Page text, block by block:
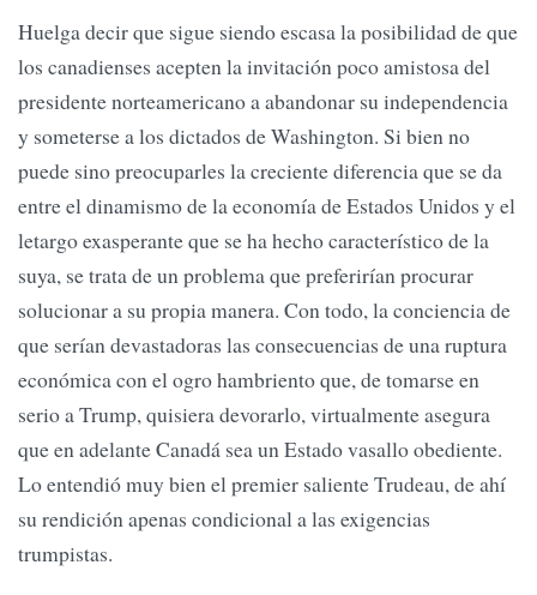
Huelga decir que sigue siendo escasa la posibilidad de que
los canadienses acepten la invitación poco amistosa del
presidente norteamericano a abandonar su independencia
y someterse a los dictados de Washington. Si bien no
puede sino preocuparles la creciente diferencia que se da
entre el dinamismo de la economía de Estados Unidos y el
letargo exasperante que se ha hecho característico de la
suya, se trata de un problema que preferirían procurar
solucionar a su propia manera. Con todo, la conciencia de
que serían devastadoras las consecuencias de una ruptura
económica con el ogro hambriento que, de tomarse en
serio a Trump, quisiera devorarlo, virtualmente asegura
que en adelante Canadá sea un Estado vasallo obediente.
Lo entendió muy bien el premier saliente Trudeau, de ahí
su rendición apenas condicional a las exigencias
trumpistas.